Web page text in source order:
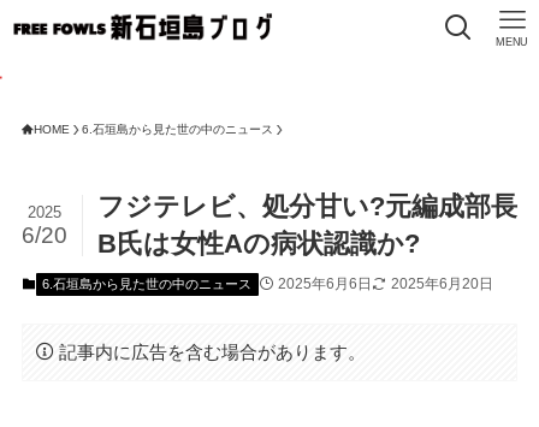
MENU
HOME 6.石垣島から見た世の中のニュース
フジテレビ、処分甘い?元編成部長
B氏は女性Aの病状認識か?
2025
6/20
6.石垣島から見た世の中のニュース 2025年6月6日 2025年6月20日
記事内に広告を含む場合があります。